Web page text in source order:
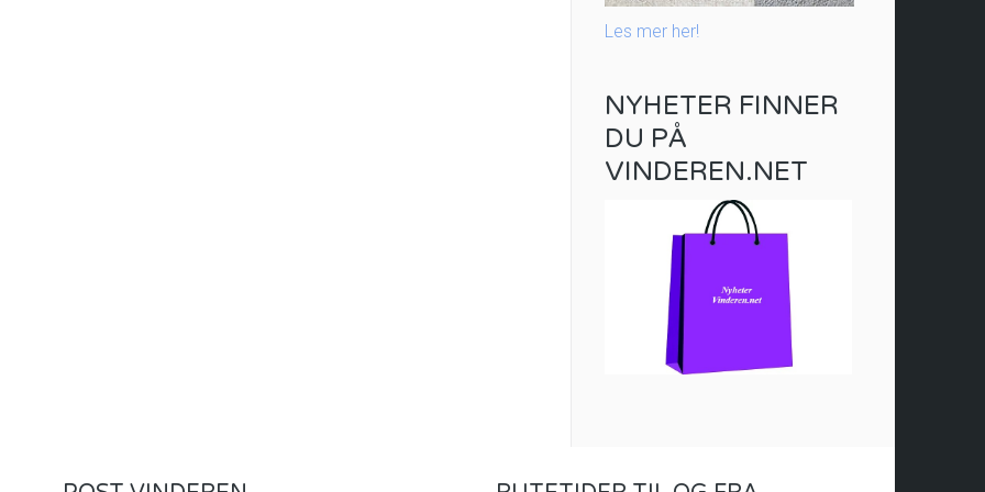
Les mer her!
NYHETER FINNER
DU PÅ
VINDEREN.NET